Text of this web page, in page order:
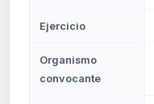
Ejercicio
Organismo
convocante